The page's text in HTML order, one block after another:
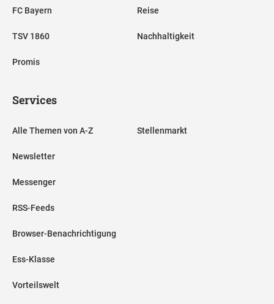
FC Bayern
TSV 1860
Promis
Reise
Nachhaltigkeit
Services
Alle Themen von A-Z
Newsletter
Messenger
RSS-Feeds
Browser-Benachrichtigung
Ess-Klasse
Vorteilswelt
Stellenmarkt